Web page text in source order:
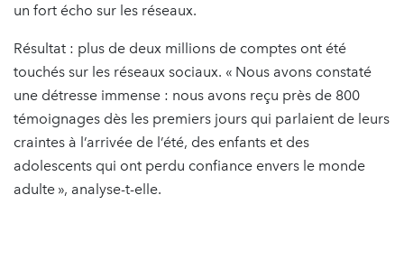
un fort écho sur les réseaux.
Résultat : plus de deux millions de comptes ont été
touchés sur les réseaux sociaux. « Nous avons constaté
une détresse immense : nous avons reçu près de 800
témoignages dès les premiers jours qui parlaient de leurs
craintes à l’arrivée de l’été, des enfants et des
adolescents qui ont perdu confiance envers le monde
adulte », analyse-t-elle.